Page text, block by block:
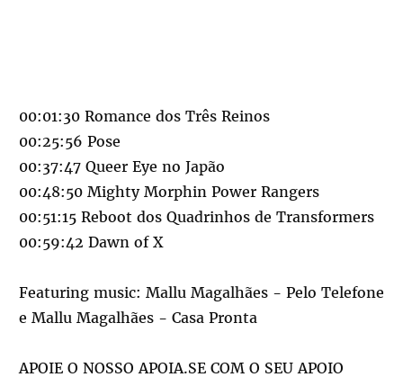
00:01:30 Romance dos Três Reinos
00:25:56 Pose
00:37:47 Queer Eye no Japão
00:48:50 Mighty Morphin Power Rangers
00:51:15 Reboot dos Quadrinhos de Transformers
00:59:42 Dawn of X
Featuring music: Mallu Magalhães - Pelo Telefone
e Mallu Magalhães - Casa Pronta
APOIE O NOSSO APOIA.SE COM O SEU APOIO